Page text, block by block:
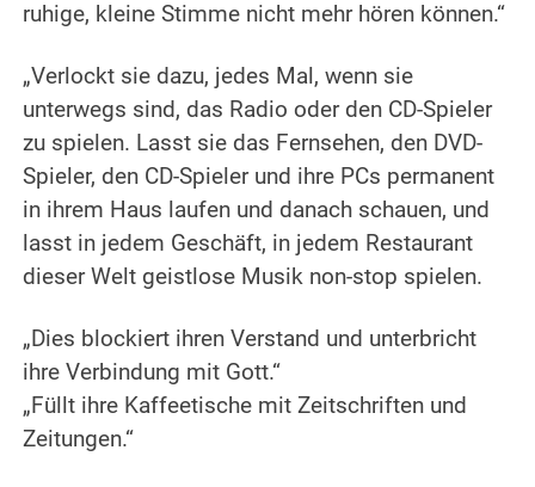
ruhige, kleine Stimme nicht mehr hören können.“
„Verlockt sie dazu, jedes Mal, wenn sie
unterwegs sind, das Radio oder den CD-Spieler
zu spielen. Lasst sie das Fernsehen, den DVD-
Spieler, den CD-Spieler und ihre PCs permanent
in ihrem Haus laufen und danach schauen, und
lasst in jedem Geschäft, in jedem Restaurant
dieser Welt geistlose Musik non-stop spielen.
„Dies blockiert ihren Verstand und unterbricht
ihre Verbindung mit Gott.“
„Füllt ihre Kaffeetische mit Zeitschriften und
Zeitungen.“